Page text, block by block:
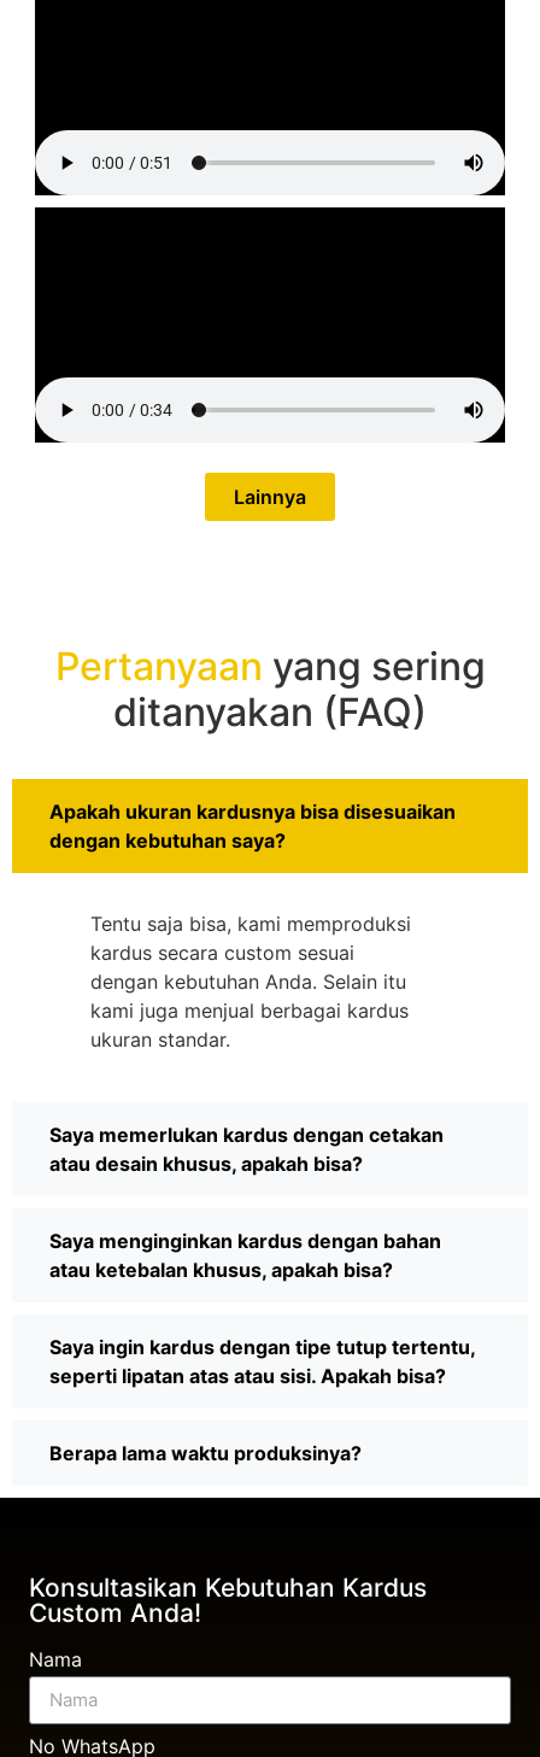
Lainnya
Pertanyaan yang sering
ditanyakan (FAQ)
Apakah ukuran kardusnya bisa disesuaikan
dengan kebutuhan saya?
Tentu saja bisa, kami memproduksi
kardus secara custom sesuai
dengan kebutuhan Anda. Selain itu
kami juga menjual berbagai kardus
ukuran standar.
Saya memerlukan kardus dengan cetakan
atau desain khusus, apakah bisa?
Saya menginginkan kardus dengan bahan
atau ketebalan khusus, apakah bisa?
Saya ingin kardus dengan tipe tutup tertentu,
seperti lipatan atas atau sisi. Apakah bisa?
Berapa lama waktu produksinya?
Konsultasikan Kebutuhan Kardus
Custom Anda!
Nama
No WhatsApp